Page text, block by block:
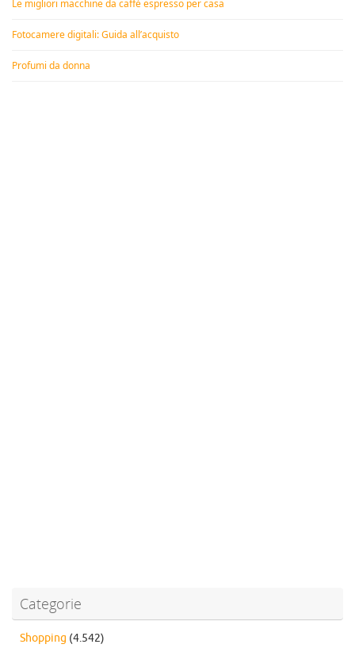
Le migliori macchine da caffè espresso per casa
Fotocamere digitali: Guida all’acquisto
Profumi da donna
Categorie
Shopping (4.542)